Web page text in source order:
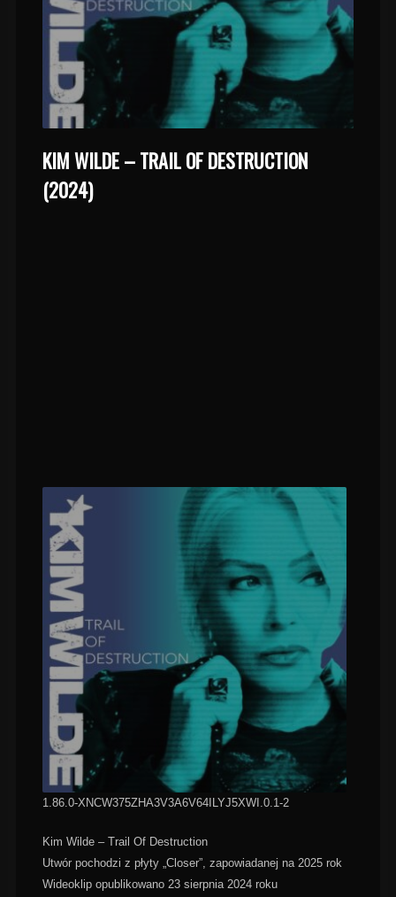
KIM WILDE – TRAIL OF DESTRUCTION
(2024)
1.86.0-XNCW375ZHA3V3A6V64ILYJ5XWI.0.1-2
Kim Wilde – Trail Of Destruction
Utwór pochodzi z płyty „Closer”, zapowiadanej na 2025 rok
Wideoklip opublikowano 23 sierpnia 2024 roku